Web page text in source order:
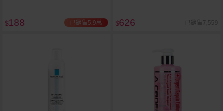
$188 已銷售5.9萬 $626 已銷售7,559